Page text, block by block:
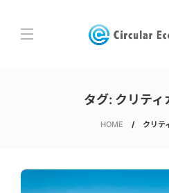
タグ: クリティ
HOME クリテ